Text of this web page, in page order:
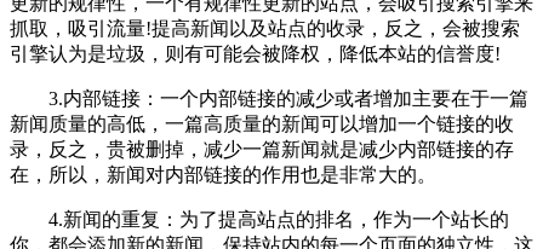
抓取，吸引流量!提高新闻以及站点的收录，反之，会被搜索
引擎认为是垃圾，则有可能会被降权，降低本站的信誉度!
3.内部链接：一个内部链接的减少或者增加主要在于一篇
新闻质量的高低，一篇高质量的新闻可以增加一个链接的收
录，反之，贵被删掉，减少一篇新闻就是减少内部链接的存
在，所以，新闻对内部链接的作用也是非常大的。
4.新闻的重复：为了提高站点的排名，作为一个站长的